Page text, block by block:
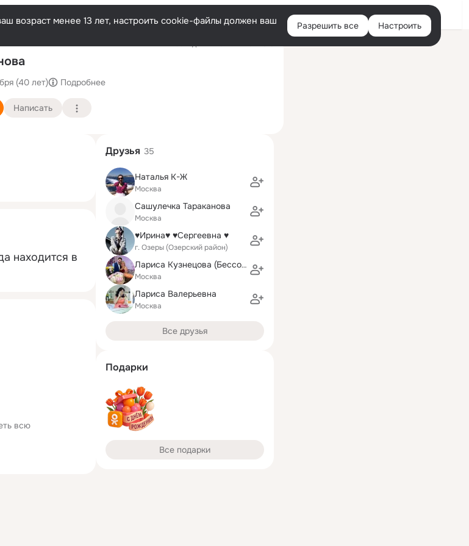
Войти
возраст менее 13 лет, настроить cookie-файлы должен ваш
Разрешить все Настроить
(40 лет) Подробнее
Написать
находится в
всю
Друзья 35
Наталья К-Ж
Москва
Сашулечка Тараканова
Москва
♥Ирина♥ ♥Сергеевна ♥
г. Озеры (Озерский район)
Лариса Кузнецова (Бессонова)
Москва
Лариса Валерьевна
Москва
Все друзья
Подарки
Все подарки